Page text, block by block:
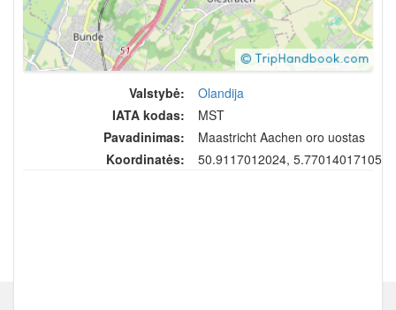
Valstybė:
Olandija
IATA kodas:
MST
Pavadinimas:
Maastricht Aachen oro uostas
Koordinatės:
50.9117012024, 5.77014017105